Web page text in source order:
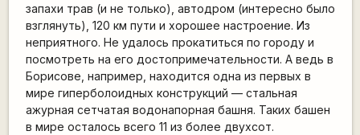
запахи трав (и не только), автодром (интересно было
взглянуть), 120 км пути и хорошее настроение. Из
неприятного. Не удалось прокатиться по городу и
посмотреть на его достопримечательности. А ведь в
Борисове, например, находится одна из первых в
мире гиперболоидных конструкций — стальная
ажурная сетчатая водонапорная башня. Таких башен
в мире осталось всего 11 из более двухсот.